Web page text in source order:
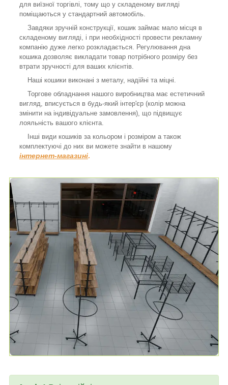
для виїзної торгівлі, тому що у складеному вигляді
поміщаються у стандартний автомобіль.
Завдяки зручній конструкції, кошик займає мало місця в
складеному вигляді, і при необхідності провести рекламну
компанію дуже легко розкладається. Регулювання дна
кошика дозволяє викладати товар потрібного розміру без
втрати зручності для ваших клієнтів.
Наші кошики виконані з металу, надійні та міцні.
Торгове обладнання нашого виробництва має естетичний
вигляд, вписується в будь-який інтер'єр (колір можна
змінити на індивідуальне замовлення), що підвищує
лояльність вашого клієнта.
Інші види кошиків за кольором і розміром а також
комплектуючі до них ви можете знайти в нашому
інтернет-магазині.